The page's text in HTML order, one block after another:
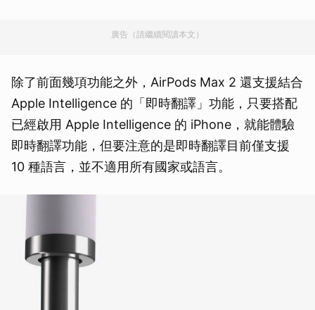
廣告（請繼續閱讀本文）
除了前面幾項功能之外，AirPods Max 2 還支援結合
Apple Intelligence 的「即時翻譯」功能，只要搭配
已經啟用 Apple Intelligence 的 iPhone，就能體驗
即時翻譯功能，但要注意的是即時翻譯目前僅支援
10 種語言，並不適用所有國家或語言。